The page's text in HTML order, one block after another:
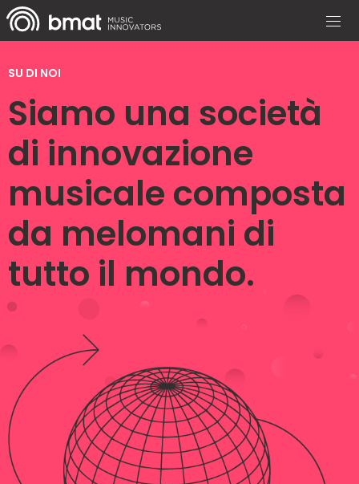
SU DI NOI
Siamo una società
di innovazione
musicale composta
da melomani di
tutto il mondo.